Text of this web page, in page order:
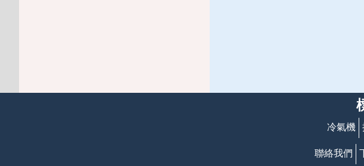
冷氣機
聯絡我們